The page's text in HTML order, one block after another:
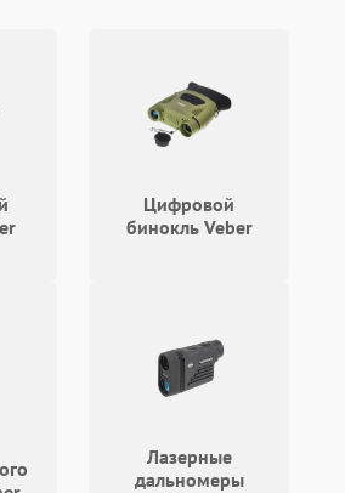
Цифровой
бинокль Veber
Лазерные
дальномеры